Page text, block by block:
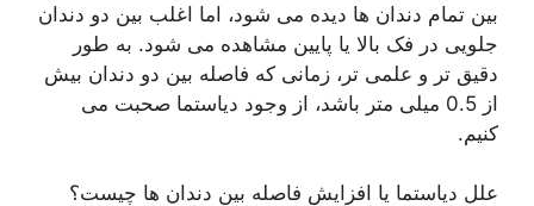
بین تمام دندان ها دیده می شود، اما اغلب بین دو دندان
جلویی در فک بالا یا پایین مشاهده می شود. به طور
دقیق تر و علمی تر، زمانی که فاصله بین دو دندان بیش
از 0.5 میلی متر باشد، از وجود دیاستما صحبت می
کنیم.
علل دیاستما یا افزایش فاصله بین دندان ها چیست؟